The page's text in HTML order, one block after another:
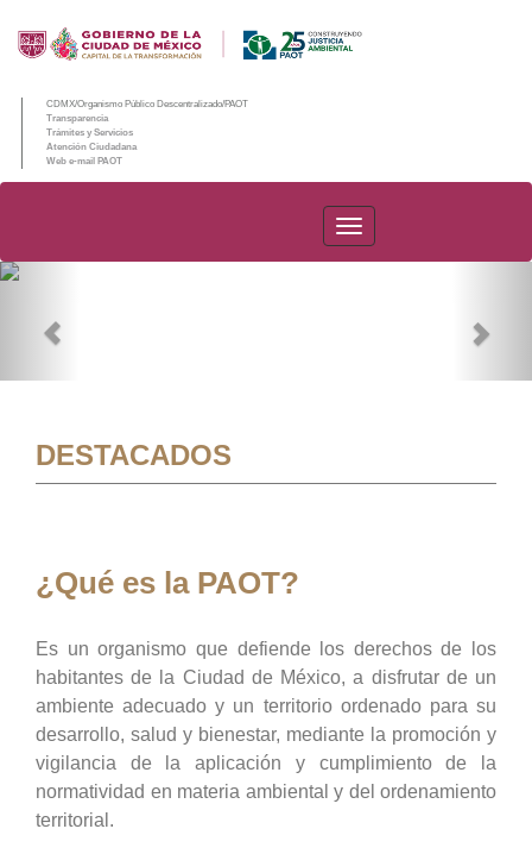
CDMX/Organismo Público Descentralizado/PAOT
Transparencia
Trámites y Servicios
Atención Ciudadana
Web e-mail PAOT
PAOT
DESTACADOS
¿Qué es la PAOT?
Es un organismo que defiende los derechos de los
habitantes de la Ciudad de México, a disfrutar de un
ambiente adecuado y un territorio ordenado para su
desarrollo, salud y bienestar, mediante la promoción y
vigilancia de la aplicación y cumplimiento de la
normatividad en materia ambiental y del ordenamiento
territorial.